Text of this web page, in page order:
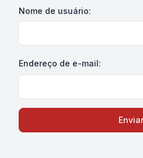
Nome de usuário:
Endereço de e-mail:
Enviar